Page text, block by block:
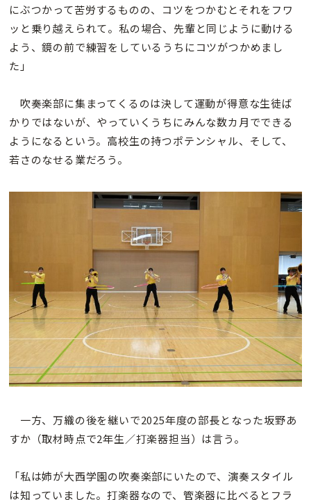
にぶつかって苦労するものの、コツをつかむとそれをフワ
ッと乗り越えられて。私の場合、先輩と同じように動ける
よう、鏡の前で練習をしているうちにコツがつかめまし
た」
吹奏楽部に集まってくるのは決して運動が得意な生徒ば
かりではないが、やっていくうちにみんな数カ月でできる
ようになるという。高校生の持つポテンシャル、そして、
若さのなせる業だろう。
一方、万織の後を継いで2025年度の部長となった坂野あ
すか（取材時点で2年生／打楽器担当）は言う。
「私は姉が大西学園の吹奏楽部にいたので、演奏スタイル
は知っていました。打楽器なので、管楽器に比べるとフラ